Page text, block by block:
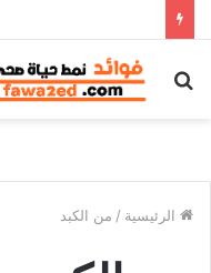
بحث
الرئيسية / من الكبد